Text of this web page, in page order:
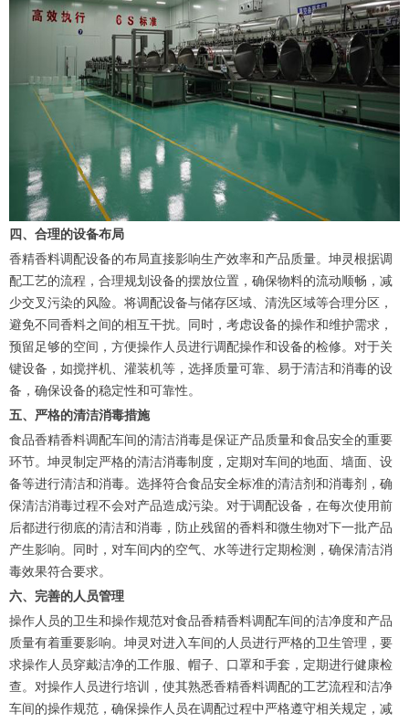
四、合理的设备布局
香精香料调配设备的布局直接影响生产效率和产品质量。坤灵根据调
配工艺的流程，合理规划设备的摆放位置，确保物料的流动顺畅，减
少交叉污染的风险。将调配设备与储存区域、清洗区域等合理分区，
避免不同香料之间的相互干扰。同时，考虑设备的操作和维护需求，
预留足够的空间，方便操作人员进行调配操作和设备的检修。对于关
键设备，如搅拌机、灌装机等，选择质量可靠、易于清洁和消毒的设
备，确保设备的稳定性和可靠性。
五、严格的清洁消毒措施
食品香精香料调配车间的清洁消毒是保证产品质量和食品安全的重要
环节。坤灵制定严格的清洁消毒制度，定期对车间的地面、墙面、设
备等进行清洁和消毒。选择符合食品安全标准的清洁剂和消毒剂，确
保清洁消毒过程不会对产品造成污染。对于调配设备，在每次使用前
后都进行彻底的清洁和消毒，防止残留的香料和微生物对下一批产品
产生影响。同时，对车间内的空气、水等进行定期检测，确保清洁消
毒效果符合要求。
六、完善的人员管理
操作人员的卫生和操作规范对食品香精香料调配车间的洁净度和产品
质量有着重要影响。坤灵对进入车间的人员进行严格的卫生管理，要
求操作人员穿戴洁净的工作服、帽子、口罩和手套，定期进行健康检
查。对操作人员进行培训，使其熟悉香精香料调配的工艺流程和洁净
车间的操作规范，确保操作人员在调配过程中严格遵守相关规定，减